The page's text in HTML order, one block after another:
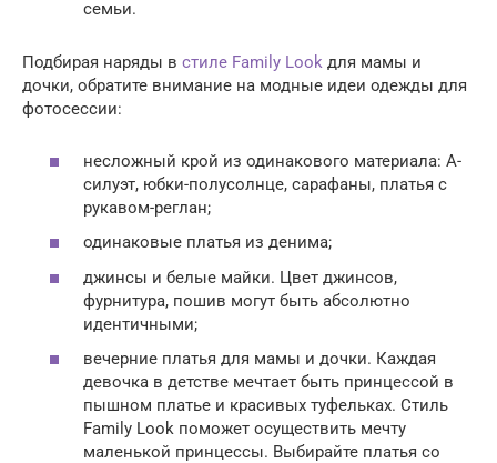
семьи.
Подбирая наряды в стиле Family Look для мамы и
дочки, обратите внимание на модные идеи одежды для
фотосессии:
несложный крой из одинакового материала: А-
силуэт, юбки-полусолнце, сарафаны, платья с
рукавом-реглан;
одинаковые платья из денима;
джинсы и белые майки. Цвет джинсов,
фурнитура, пошив могут быть абсолютно
идентичными;
вечерние платья для мамы и дочки. Каждая
девочка в детстве мечтает быть принцессой в
пышном платье и красивых туфельках. Стиль
Family Look поможет осуществить мечту
маленькой принцессы. Выбирайте платья со